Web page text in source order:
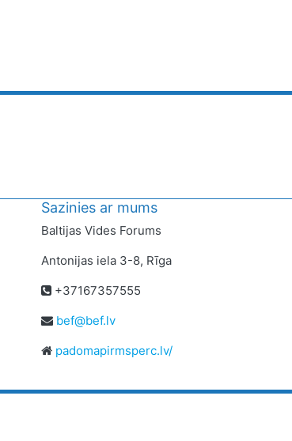
Sazinies ar mums
Baltijas Vides Forums
Antonijas iela 3-8, Rīga
+37167357555
bef@bef.lv
padomapirmsperc.lv/